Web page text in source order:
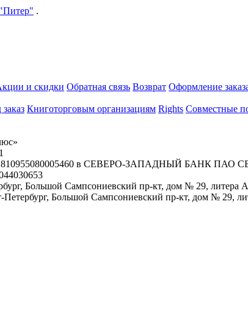
.
и скидки Обратная связь Возврат Оформление
Книготорговым организациям Rights Совместные
в СЕВЕРО-ЗАПАДНЫЙ БАНК ПАО
Большой Сампсониевский пр-кт, дом № 29, литера А
Петербург, Большой Сампсониевский пр-кт, дом № 29,